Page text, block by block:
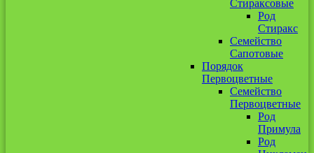
Стираксовые
Род
Стиракс
Семейство
Сапотовые
Порядок
Первоцветные
Семейство
Первоцветные
Род
Примула
Род